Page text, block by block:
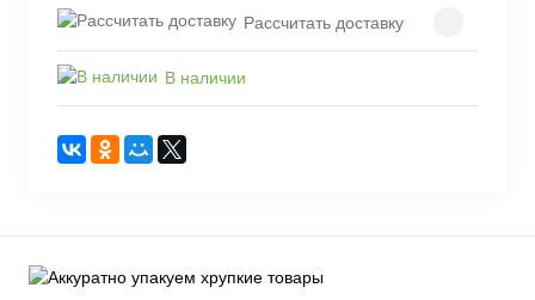
Рассчитать доставку
В наличии